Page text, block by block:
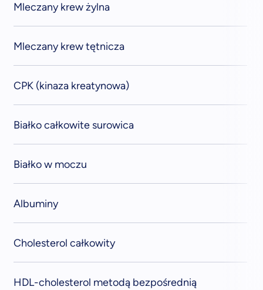
Mleczany krew żylna
Mleczany krew tętnicza
CPK (kinaza kreatynowa)
Białko całkowite surowica
Białko w moczu
Albuminy
Cholesterol całkowity
HDL-cholesterol metodą bezpośrednią